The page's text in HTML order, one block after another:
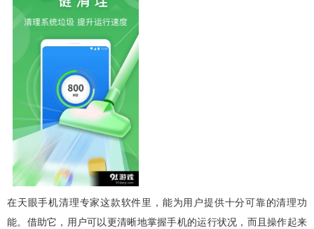
在天眼手机清理专家这款软件里，能为用户提供十分可靠的清理功
能。借助它，用户可以更清晰地掌握手机的运行状况，而且操作起来